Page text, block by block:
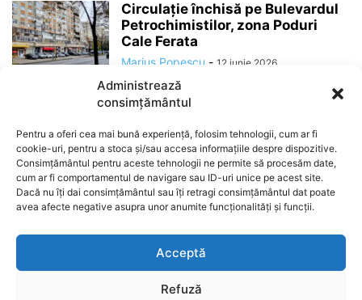
Administrează
consimțământul
Pentru a oferi cea mai bună experiență, folosim tehnologii, cum ar fi
cookie-uri, pentru a stoca și/sau accesa informațiile despre dispozitive.
Consimțământul pentru aceste tehnologii ne permite să procesăm date,
cum ar fi comportamentul de navigare sau ID-uri unice pe acest site.
Dacă nu îți dai consimțământul sau îți retragi consimțământul dat poate
avea afecte negative asupra unor anumite funcționalități și funcții.
Acceptă
Refuză
Circulație închisă pe Bulevardul
Petrochimistilor, zona Poduri
Cale Ferata
Marius Popescu - 12 iunie 2026